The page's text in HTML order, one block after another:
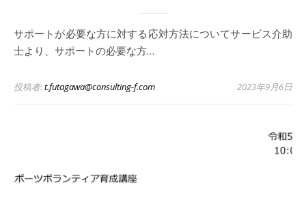
サポートが必要な方に対する応対方法についてサービス介助
士より、サポートの必要な方…
投稿者:t.futagawa@consulting-f.com 2023年9月6日